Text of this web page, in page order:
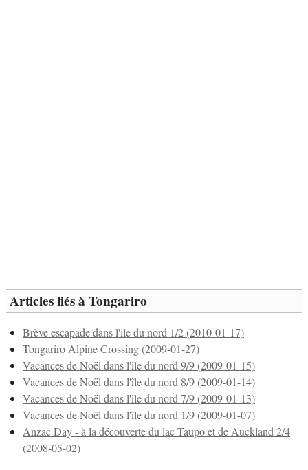
Articles liés à Tongariro
Brève escapade dans l'ile du nord 1/2 (2010-01-17)
Tongariro Alpine Crossing (2009-01-27)
Vacances de Noël dans l'île du nord 9/9 (2009-01-15)
Vacances de Noël dans l'île du nord 8/9 (2009-01-14)
Vacances de Noël dans l'île du nord 7/9 (2009-01-13)
Vacances de Noël dans l'île du nord 1/9 (2009-01-07)
Anzac Day - à la découverte du lac Taupo et de Auckland 2/4
(2008-05-02)